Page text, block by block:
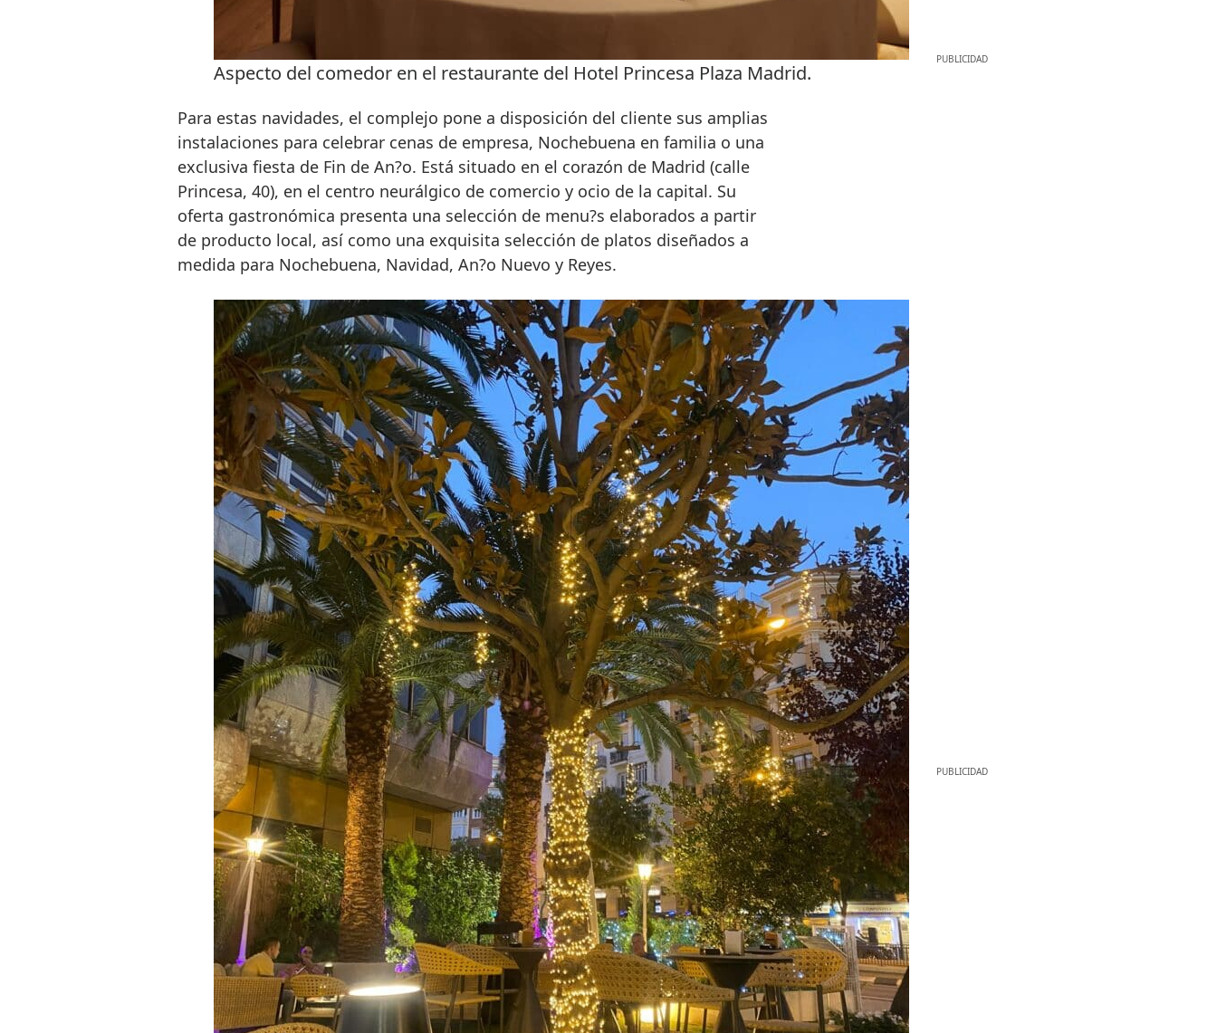
Aspecto del comedor en el restaurante del Hotel Princesa Plaza Madrid.
Para estas navidades, el complejo pone a disposición del cliente sus amplias
instalaciones para celebrar cenas de empresa, Nochebuena en familia o una
exclusiva fiesta de Fin de An?o. Está situado en el corazón de Madrid (calle
Princesa, 40), en el centro neurálgico de comercio y ocio de la capital. Su
oferta gastronómica presenta una selección de menu?s elaborados a partir
de producto local, así como una exquisita selección de platos diseñados a
medida para Nochebuena, Navidad, An?o Nuevo y Reyes.